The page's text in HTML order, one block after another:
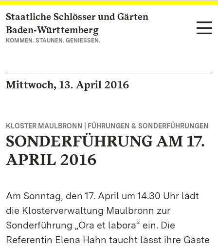
Zum Hauptinhalt springen
Staatliche Schlösser und Gärten
Baden‑Württemberg
KOMMEN. STAUNEN. GENIESSEN.
Mittwoch, 13. April 2016
KLOSTER MAULBRONN | FÜHRUNGEN & SONDERFÜHRUNGEN
SONDERFÜHRUNG AM 17.
APRIL 2016
Am Sonntag, den 17. April um 14.30 Uhr lädt
die Klosterverwaltung Maulbronn zur
Sonderführung „Ora et labora“ ein. Die
Referentin Elena Hahn taucht lässt ihre Gäste